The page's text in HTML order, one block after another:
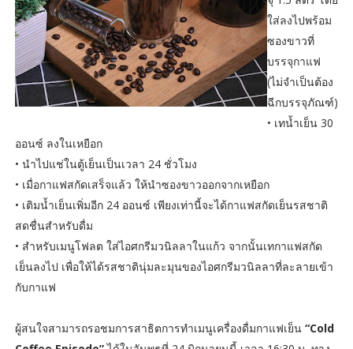
ใส่ลงไปพร้อม
ซองขาวที่
บรรจุกาแฟ
(ไม่จำเป็นต้อง
ฉีกบรรจุภัณฑ์)
• เทน้ำเย็น 30
ออนซ์ ลงในเหยือก
• นำไปแช่ในตู้เย็นเป็นเวลา 24 ชั่วโมง
• เมื่อกาแฟสกัดเสร็จแล้ว ให้นำซองขาวออกจากเหยือก
• เติมน้ำเย็นเพิ่มอีก 24 ออนซ์ เพียงเท่านี้จะได้กาแฟสกัดเย็นรสชาติ
สดชื่นสำหรับดื่ม
• สำหรับเมนูโฟลต ใส่ไอศกรีมวนิลลาในแก้ว จากนั้นเทกาแฟสกัด
เย็นลงไป เพื่อให้ได้รสชาตินุ่มละมุนของไอศกรีมวนิลลาที่ละลายเข้า
กับกาแฟ
ผู้สนใจสามารถรอชมการสาธิตการทำเมนูเครื่องดื่มกาแฟเย็น “Cold